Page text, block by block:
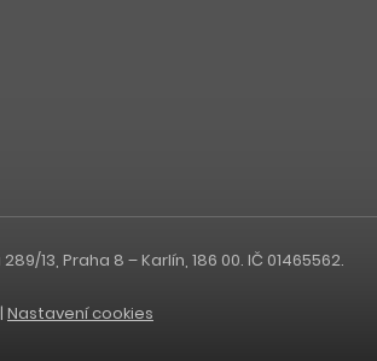
13, Praha 8 – Karlín, 186 00. IČ 01465562.
| Nastavení cookies